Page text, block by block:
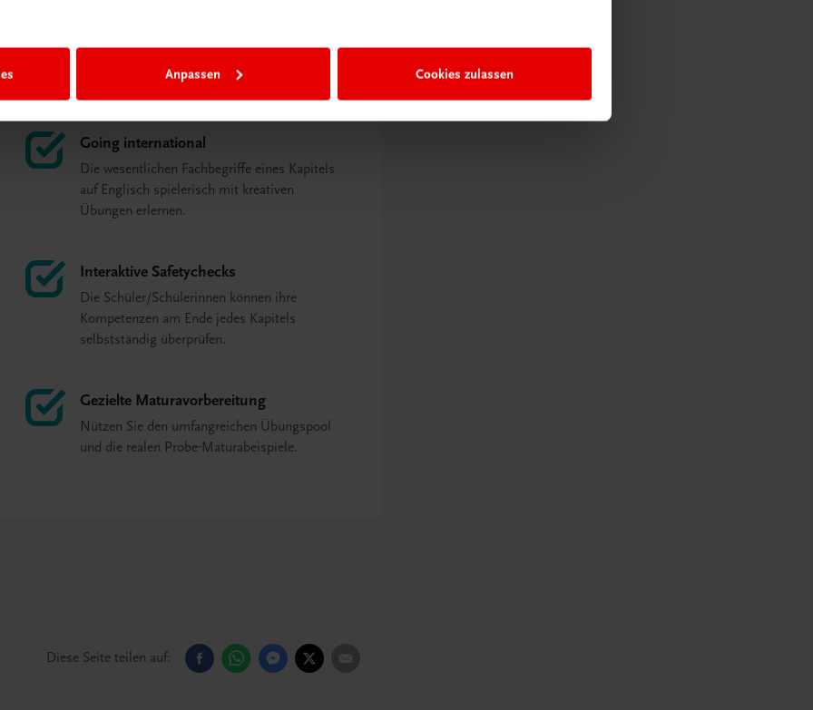
Anpassen Cookies zulassen
Going international
Die wesentlichen Fachbegriffe eines Kapitels
auf Englisch spielerisch mit kreativen
Übungen erlernen.
Interaktive Safetychecks
Die Schüler/Schülerinnen können ihre
Kompetenzen am Ende jedes Kapitels
selbstständig überprüfen.
Gezielte Maturavorbereitung
Nützen Sie den umfangreichen Übungspool
und die realen Probe-Maturabeispiele.
Diese Seite teilen auf: